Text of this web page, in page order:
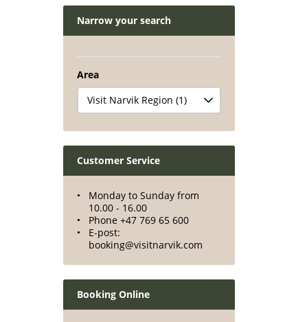
Narrow your search
Area
Customer Service
Monday to Sunday from
10.00 - 16.00
Phone +47 769 65 600
E-post:
booking@visitnarvik.com
Booking Online